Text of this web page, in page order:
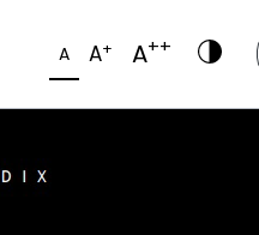
A A+ A++